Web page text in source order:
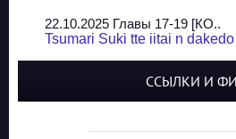
22.10.2025 Главы 17-19 [КО..
Tsumari Suki tte iitai n dakedo
ССЫЛКИ И